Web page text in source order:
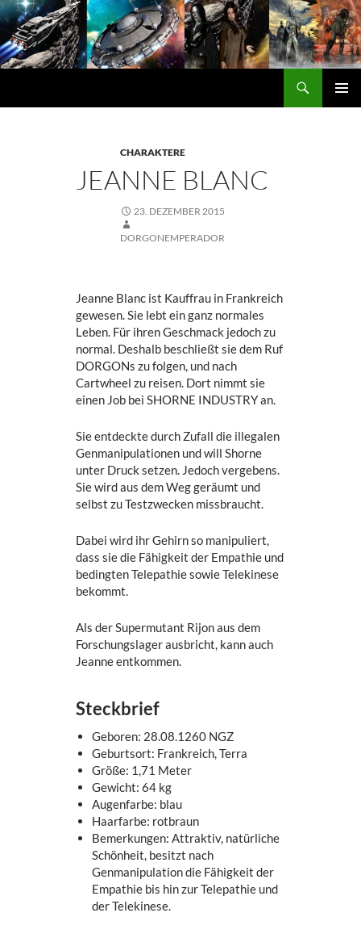
Zum
Inhalt
springen
CHARAKTERE
JEANNE BLANC
23. DEZEMBER 2015
DORGONEMPERADOR
Jeanne Blanc ist Kauffrau in Frankreich
gewesen. Sie lebt ein ganz normales
Leben. Für ihren Geschmack jedoch zu
normal. Deshalb beschließt sie dem Ruf
DORGONs zu folgen, und nach
Cartwheel zu reisen. Dort nimmt sie
einen Job bei SHORNE INDUSTRY an.
Sie entdeckte durch Zufall die illegalen
Genmanipulationen und will Shorne
unter Druck setzen. Jedoch vergebens.
Sie wird aus dem Weg geräumt und
selbst zu Testzwecken missbraucht.
Dabei wird ihr Gehirn so manipuliert,
dass sie die Fähigkeit der Empathie und
bedingten Telepathie sowie Telekinese
bekommt.
Als der Supermutant Rijon aus dem
Forschungslager ausbricht, kann auch
Jeanne entkommen.
Steckbrief
Geboren: 28.08.1260 NGZ
Geburtsort: Frankreich, Terra
Größe: 1,71 Meter
Gewicht: 64 kg
Augenfarbe: blau
Haarfarbe: rotbraun
Bemerkungen: Attraktiv, natürliche
Schönheit, besitzt nach
Genmanipulation die Fähigkeit der
Empathie bis hin zur Telepathie und
der Telekinese.